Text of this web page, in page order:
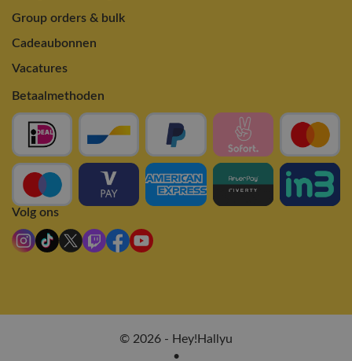
Group orders & bulk
Cadeaubonnen
Vacatures
Betaalmethoden
Volg ons
© 2026 - Hey!Hallyu
•